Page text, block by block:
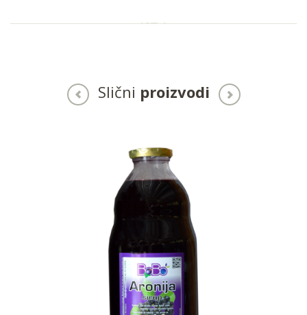
Slični proizvodi